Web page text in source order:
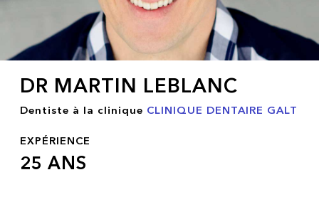
DR MARTIN LEBLANC
Dentiste à la clinique CLINIQUE DENTAIRE GALT
EXPÉRIENCE
25 ANS